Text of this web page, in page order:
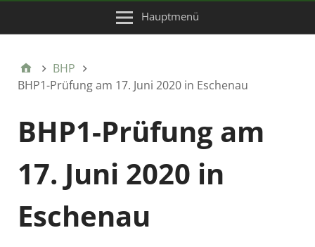
Hauptmenü
BHP
BHP1-Prüfung am 17. Juni 2020 in Eschenau
BHP1-Prüfung am
17. Juni 2020 in
Eschenau